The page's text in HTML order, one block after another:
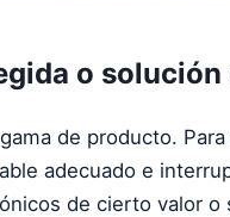
o solución
de producto.
adecuado e
de cierto valor o